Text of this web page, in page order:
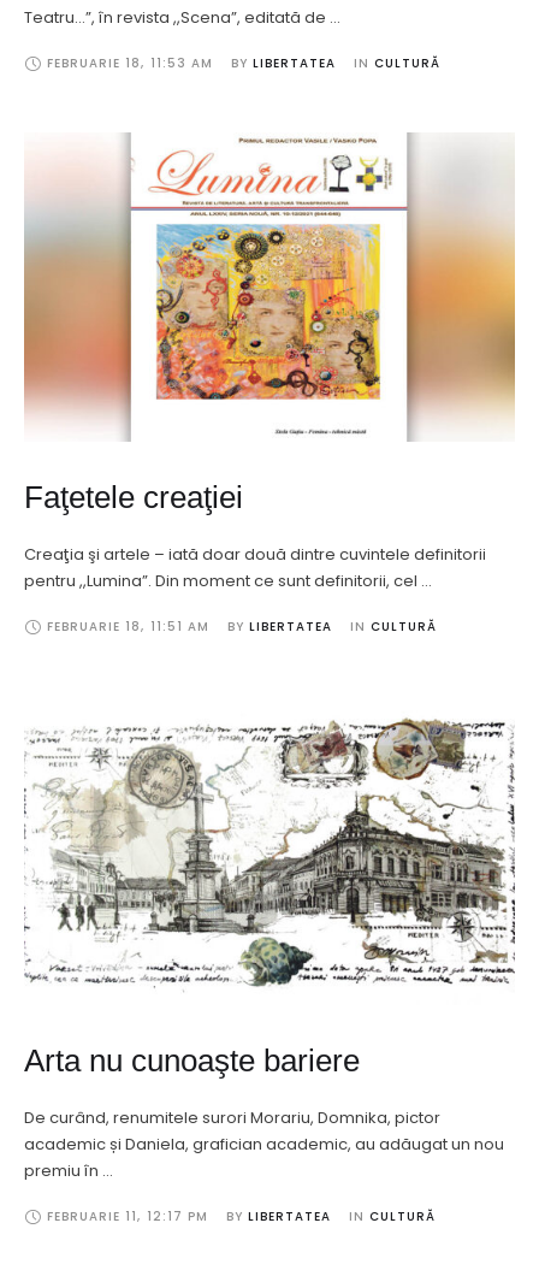
Teatru…”, în revista ,,Scena”, editată de …
FEBRUARIE 18, 11:53 AM BY LIBERTATEA IN CULTURĂ
Faţetele creaţiei
Creaţia şi artele – iată doar două dintre cuvintele definitorii
pentru ,,Lumina”. Din moment ce sunt definitorii, cel …
FEBRUARIE 18, 11:51 AM BY LIBERTATEA IN CULTURĂ
Arta nu cunoaşte bariere
De curând, renumitele surori Morariu, Domnika, pictor
academic și Daniela, grafician academic, au adăugat un nou
premiu în …
FEBRUARIE 11, 12:17 PM BY LIBERTATEA IN CULTURĂ